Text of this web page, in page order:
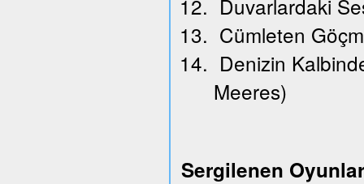
Duvarlardaki
Cümleten
Denizin
Meeres)
Sergilenen Oyunlar